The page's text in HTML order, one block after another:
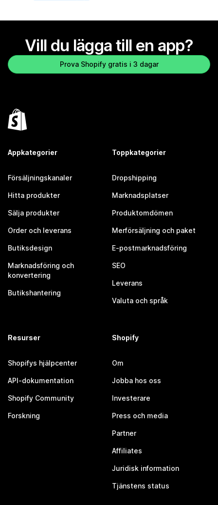
Vill du lägga till en app?
Prova Shopify gratis i 3 dagar
Appkategorier
Försäljningskanaler
Hitta produkter
Sälja produkter
Order och leverans
Butiksdesign
Marknadsföring och
konvertering
Butikshantering
Toppkategorier
Dropshipping
Marknadsplatser
Produktomdömen
Merförsäljning och paket
E-postmarknadsföring
SEO
Leverans
Valuta och språk
Resurser
Shopifys hjälpcenter
API-dokumentation
Shopify Community
Forskning
Shopify
Om
Jobba hos oss
Investerare
Press och media
Partner
Affiliates
Juridisk information
Tjänstens status